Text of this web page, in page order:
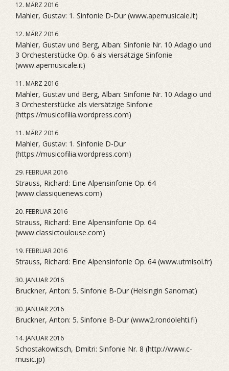
12. MÄRZ 2016
Mahler, Gustav: 1. Sinfonie D-Dur (www.apemusicale.it)
12. MÄRZ 2016
Mahler, Gustav und Berg, Alban: Sinfonie Nr. 10 Adagio und
3 Orchesterstücke Op. 6 als viersätzige Sinfonie
(www.apemusicale.it)
11. MÄRZ 2016
Mahler, Gustav und Berg, Alban: Sinfonie Nr. 10 Adagio und
3 Orchesterstücke als viersätzige Sinfonie
(https://musicofilia.wordpress.com)
11. MÄRZ 2016
Mahler, Gustav: 1. Sinfonie D-Dur
(https://musicofilia.wordpress.com)
29. FEBRUAR 2016
Strauss, Richard: Eine Alpensinfonie Op. 64
(www.classiquenews.com)
20. FEBRUAR 2016
Strauss, Richard: Eine Alpensinfonie Op. 64
(www.classictoulouse.com)
19. FEBRUAR 2016
Strauss, Richard: Eine Alpensinfonie Op. 64 (www.utmisol.fr)
30. JANUAR 2016
Bruckner, Anton: 5. Sinfonie B-Dur (Helsingin Sanomat)
30. JANUAR 2016
Bruckner, Anton: 5. Sinfonie B-Dur (www2.rondolehti.fi)
14. JANUAR 2016
Schostakowitsch, Dmitri: Sinfonie Nr. 8 (http://www.c-
music.jp)